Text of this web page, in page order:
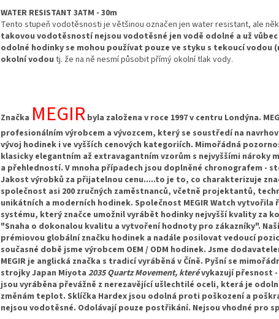
WATER RESISTANT 3ATM - 30m
Tento stupeň vodotěsnosti je většinou označen jen water resistant, ale
takovou vodotěsností nejsou vodotěsné jen vodě odolné a už vůbec
odolné hodinky se mohou používat pouze ve styku s tekoucí vodou
okolní vodou tj. že na ně nesmí působit přímý okolní tlak vody.
Značka MEGIR byla založena v roce 1997 v centru Londýna.
profesionálním výrobcem a vývozcem, který se soustředí na
vývoj hodinek i ve vyšších cenových kategoriích. Mimořádná
klasicky elegantním až extravagantním vzorům s nejvyššími
a přehledností. V mnoha případech jsou doplněné chronografem -
Jakost výrobků za přijatelnou cenu.....to je to, co charakterizuje
společnost asi 200 zručných zaměstnanců, včetně projektantů,
unikátních a moderních hodinek. Společnost MEGIR Watch
systému, který značce umožnil vyrábět hodinky nejvyšší kvality za
"Snaha o dokonalou kvalitu a vytvoření hodnoty pro zákazníky".
prémiovou globální značku hodinek a nadále posilovat vedoucí
současné době jsme výrobcem OEM / ODM hodinek. Jsme
MEGIR je anglická značka s tradicí vyráběná v Číně. Pyšní se
strojky Japan Miyota 2035 Quartz Movement, kterévykazují přesnost -
jsou vyráběna převážně z nerezavějící ušlechtilé oceli, která je
změnám teplot. Sklíčka Hardex jsou odolná proti poškození a
nejsou vodotěsné. Odolávají pouze postřikání. Nejsou vhodné pro